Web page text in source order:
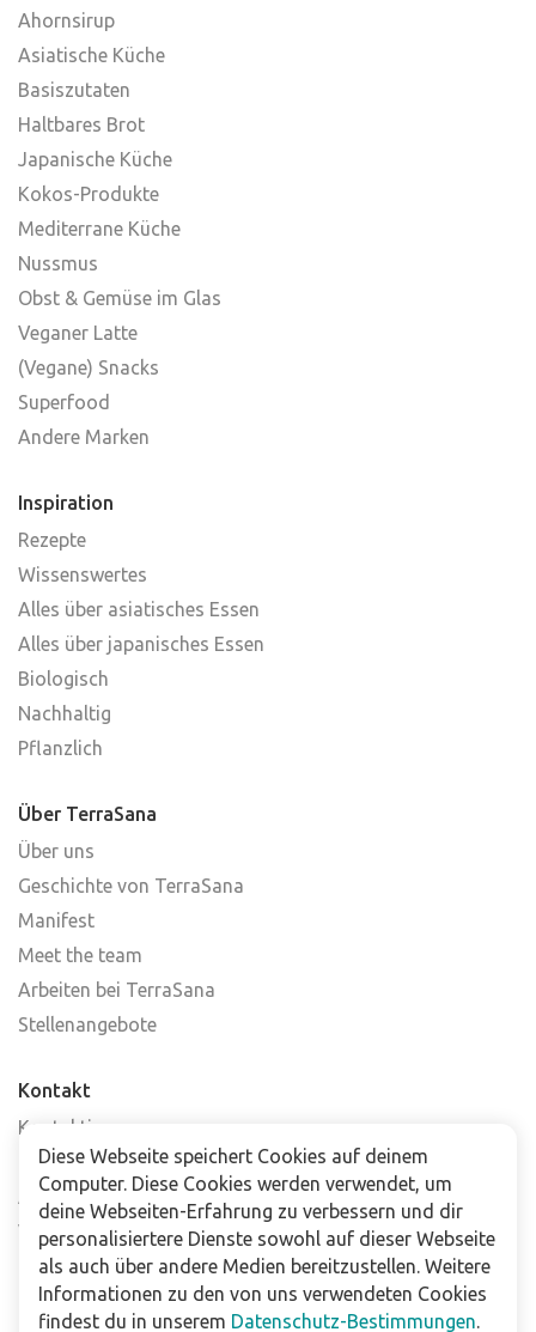
Ahornsirup
Asiatische Küche
Basiszutaten
Haltbares Brot
Japanische Küche
Kokos-Produkte
Mediterrane Küche
Nussmus
Obst & Gemüse im Glas
Veganer Latte
(Vegane) Snacks
Superfood
Andere Marken
Inspiration
Rezepte
Wissenswertes
Alles über asiatisches Essen
Alles über japanisches Essen
Biologisch
Nachhaltig
Pflanzlich
Über TerraSana
Über uns
Geschichte von TerraSana
Manifest
Meet the team
Arbeiten bei TerraSana
Stellenangebote
Kontakt
Kontaktiere uns
Häufig gestellte Fragen
Abonniere unseren Newsletter
Verkaufsstellen
Für Unternehmen
Diese Webseite speichert Cookies auf deinem
Computer. Diese Cookies werden verwendet, um
deine Webseiten-Erfahrung zu verbessern und dir
personalisiertere Dienste sowohl auf dieser Webseite
als auch über andere Medien bereitzustellen. Weitere
Informationen zu den von uns verwendeten Cookies
findest du in unserem Datenschutz-Bestimmungen.